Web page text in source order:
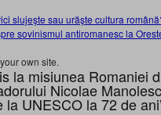
slujeşte sau urăşte cultura
sovinismul antiromanesc la
own site.
la misiunea Romaniei
Nicolae
UNESCO la 72 de